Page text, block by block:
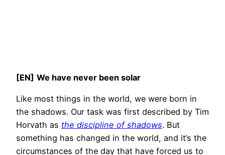
[EN] We have never been solar
Like most things in the world, we were born in
the shadows. Our task was first described by Tim
Horvath as the discipline of shadows. But
something has changed in the world, and it’s the
circumstances of the day that have forced us to